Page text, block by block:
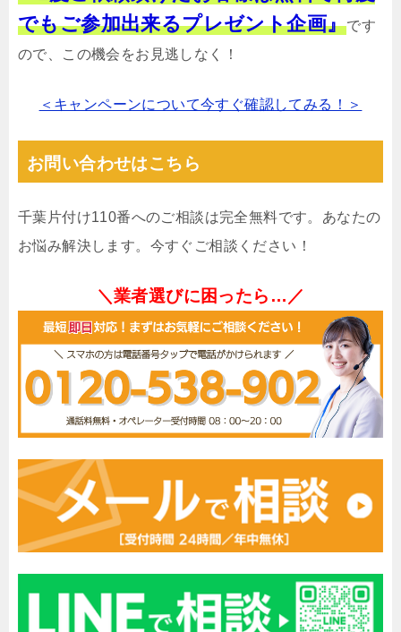
でもご参加出来るプレゼント企画』です
ので、この機会をお見逃しなく！
＜キャンペーンについて今すぐ確認してみる！＞
お問い合わせはこちら
千葉片付け110番へのご相談は完全無料です。あなたの
お悩み解決します。今すぐご相談ください！
＼業者選びに困ったら…／